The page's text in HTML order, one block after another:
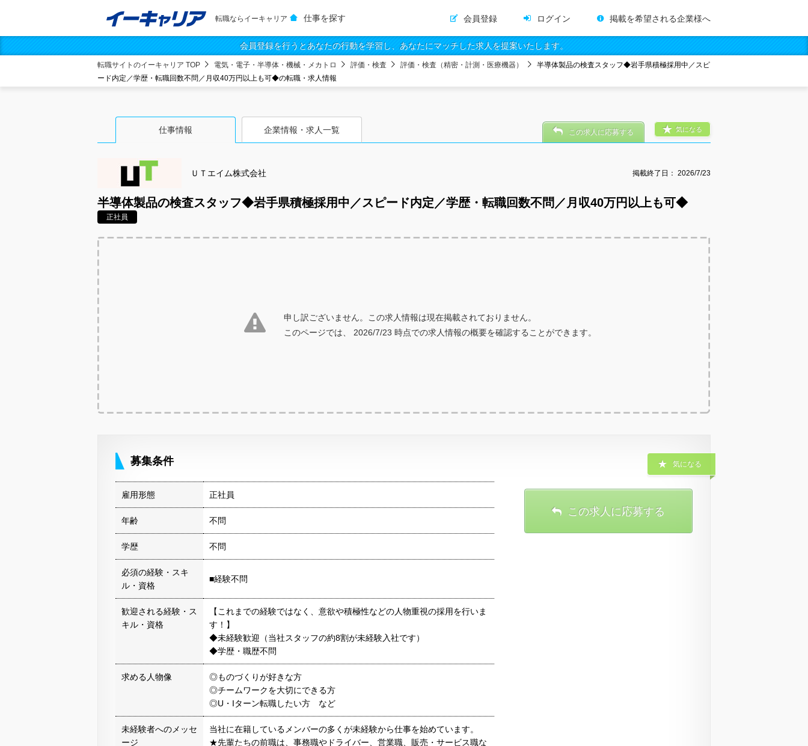
転職ならイーキャリア 仕事を探す 会員登録 ログイン 掲載を希望される企業様へ
会員登録を行うとあなたの行動を学習し、あなたにマッチした求人を提案いたします。
転職サイトのイーキャリア TOP 電気・電子・半導体・機械・メカトロ 評価・検査 評価・検査（精密・計測・医療機器）
半導体製品の検査スタッフ◆岩手県積極採用中／スピ
ード内定／学歴・転職回数不問／月収40万円以上も可◆の転職・求人情報
仕事情報 企業情報・求人一覧
ＵＴエイム株式会社 掲載終了日： 2026/7/23
半導体製品の検査スタッフ◆岩手県積極採用中／スピード内定／学歴・転職回数不問／月収40万円以上も可◆
正社員
気になる
この求人に応募する
申し訳ございません。この求人情報は現在掲載されておりません。
このページでは、 2026/7/23 時点での求人情報の概要を確認することができます。
募集条件
雇用形態 正社員
年齢 不問
学歴 不問
必須の経験・スキ
ル・資格
■経験不問
歓迎される経験・ス
キル・資格
【これまでの経験ではなく、意欲や積極性などの人物重視の採用を行いま
す！】
◆未経験歓迎（当社スタッフの約8割が未経験入社です）
◆学歴・職歴不問
求める人物像
◎ものづくりが好きな方
◎チームワークを大切にできる方
◎U・Iターン転職したい方 など
未経験者へのメッセ
ージ
当社に在籍しているメンバーの多くが未経験から仕事を始めています。
★先輩たちの前職は、事務職やドライバー、営業職、販売・サービス職な
気になる
この求人に応募する